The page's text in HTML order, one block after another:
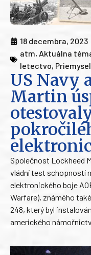
18 decembra, 2023
atm, Aktuálna
letectvo, Priemysel
US Navy
Martin
Společnost Lockheed
vládní test schopností
elektronického boje
Warfare), známého
248, který byl
amerického